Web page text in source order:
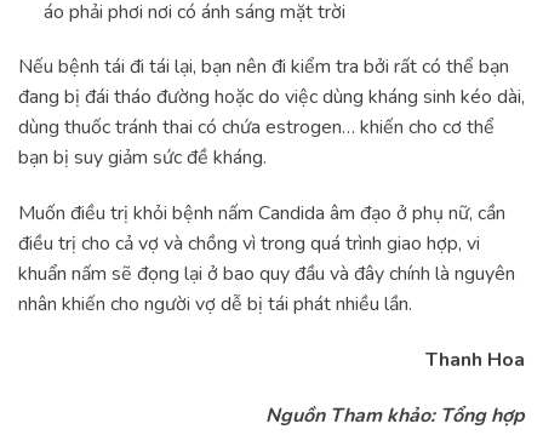
áo phải phơi nơi có ánh sáng mặt trời
Nếu bệnh tái đi tái lại, bạn nên đi kiểm tra bởi rất có thể bạn
đang bị đái tháo đường hoặc do việc dùng kháng sinh kéo dài,
dùng thuốc tránh thai có chứa estrogen… khiến cho cơ thể
bạn bị suy giảm sức đề kháng.
Muốn điều trị khỏi bệnh nấm Candida âm đạo ở phụ nữ, cần
điều trị cho cả vợ và chồng vì trong quá trình giao hợp, vi
khuẩn nấm sẽ đọng lại ở bao quy đầu và đây chính là nguyên
nhân khiến cho người vợ dễ bị tái phát nhiều lần.
Thanh Hoa
Nguồn Tham khảo: Tổng hợp